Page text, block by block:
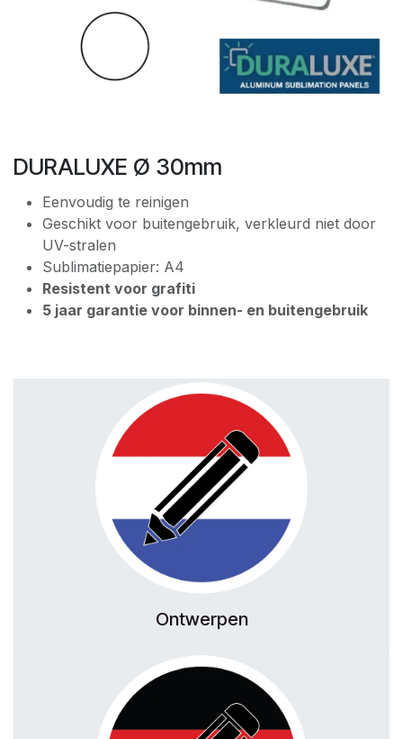
DURALUXE Ø 30mm
Eenvoudig te reinigen
Geschikt voor buitengebruik, verkleurd niet door
UV-stralen
Sublimatiepapier: A4
Resistent voor grafiti
5 jaar garantie voor binnen- en buitengebruik
Ontwerpen